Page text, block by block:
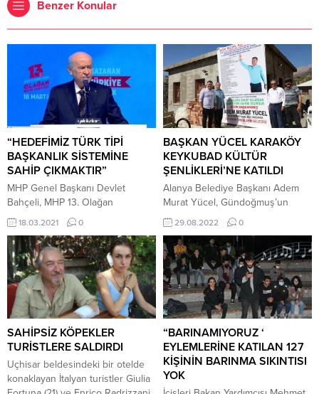
Benzer Konular
“HEDEFİMİZ TÜRK TİPİ
BAŞKANLIK SİSTEMİNE
SAHİP ÇIKMAKTIR”
MHP Genel Başkanı Devlet
Bahçeli, MHP 13. Olağan
Kurultayı’nda üst kurul
delegelerinin tamamının imzasıyla
genel başkanlığa yeniden aday
gösterildi. Kurultay’ın açılışında
yaptığı konuşmada,
Cumhurbaşkanlığı Hükûmet
Sistemi, HDP’nin kapatılması ve
muhalefet partilerini gündemine
alan MHP lideri, “Milliyetçi Hareket
Partisi olarak 2023 ve takip eden
10 yılı kapsayan stratejik
hedeflerinin ilki Türk...
18.03.2021 0
BAŞKAN YÜCEL KARAKÖY
KEYKUBAD KÜLTÜR
ŞENLİKLERİ’NE KATILDI
Alanya Belediye Başkanı Adem
Murat Yücel, Gündoğmuş’un
Karaköy Mahallesi’nde
düzenlenen 8. Karaköy Keykubad
Kültür Şenlikleri’ne katıldı. Alanya
Saray Mahalle Muhtarı Süleyman
Dora ve Dernek Yönetimi
tarafından düzenlenen 8. Karaköy
Keykubad Kültür Şenlikleri,
kalabalık bir katılımla
gerçekleştirildi. Saygı duruşu ve
İstiklal Marşı ile başlayan
organizasyona, Gündoğmuş
Kaymakamı Murat Yeşilyurt,
Alanya Belediye...
29.08.2022 0
SAHİPSİZ KÖPEKLER
TURİSTLERE SALDIRDI
Uçhisar beldesindeki bir otelde
konaklayan İtalyan turistler Giulia
“BARINAMIYORUZ ‘
EYLEMLERİNE KATILAN 127
KİŞİNİN BARINMA SIKINTISI
YOK